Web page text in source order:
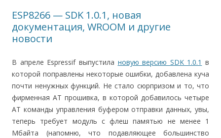
ESP8266 — SDK 1.0.1, новая
документация, WROOM и другие
новости
В апреле Espressif выпустила новую версию SDK 1.0.1 в
которой поправлены некоторые ошибки, добавлена куча
почти ненужных функций. Не стало сюрпризом и то, что
фирменная AT прошивка, в которой добавилось четыре
AT команды управления буфером отправки данных, увы,
теперь требует модуль с флеш памятью не менее 1
Мбайта (напомню, что подавляющее большинство